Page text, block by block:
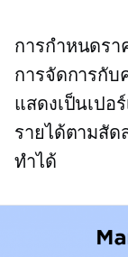
การกำหนดรา
การจัดการกั
แสดงเป็นเปอ
รายได้ตามสั
ทำได้